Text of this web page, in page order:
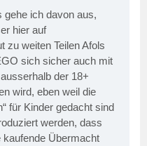
gehe ich davon aus,
hier auf
zu weiten Teilen Afols
sich sicher auch mit
der 18+
wird, eben weil die
für Kinder gedacht sind
werden, dass
kaufende Übermacht